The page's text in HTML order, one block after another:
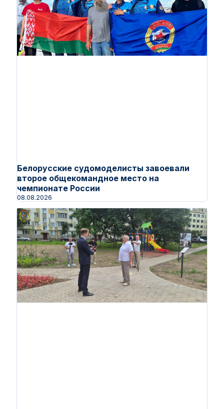
Белорусские судомоделисты завоевали
второе общекомандное место на
чемпионате России
08.08.2026